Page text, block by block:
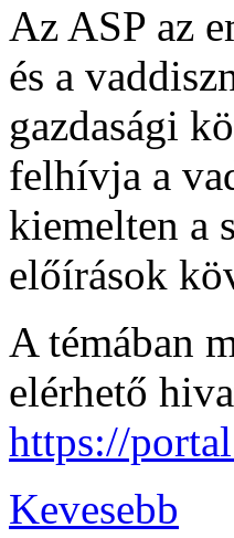
Az ASP az
és a
gazdasági
felhívja a
kiemelten a
előírások
A témában
elérhető
https://
Kevesebb